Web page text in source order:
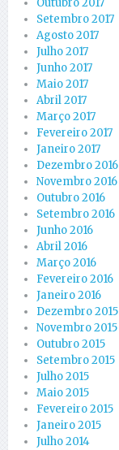
Outubro 2017
Setembro 2017
Agosto 2017
Julho 2017
Junho 2017
Maio 2017
Abril 2017
Março 2017
Fevereiro 2017
Janeiro 2017
Dezembro 2016
Novembro 2016
Outubro 2016
Setembro 2016
Junho 2016
Abril 2016
Março 2016
Fevereiro 2016
Janeiro 2016
Dezembro 2015
Novembro 2015
Outubro 2015
Setembro 2015
Julho 2015
Maio 2015
Fevereiro 2015
Janeiro 2015
Julho 2014